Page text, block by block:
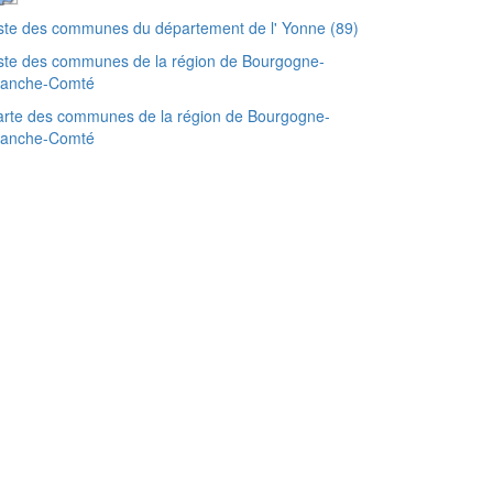
des communes du département de l' Yonne (89)
des communes de la région de Bourgogne-
Comté
des communes de la région de Bourgogne-
Comté